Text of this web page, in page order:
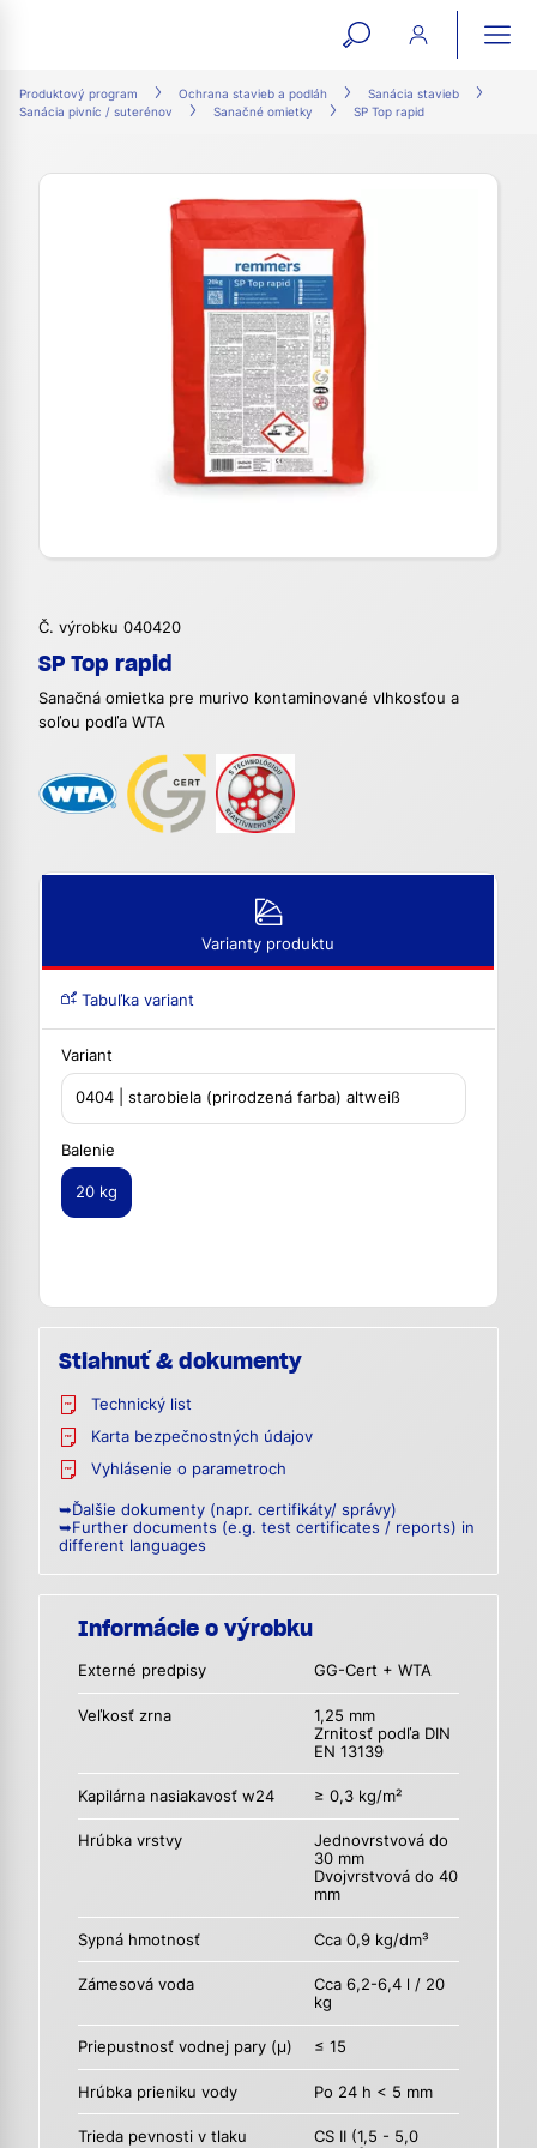
open
search
form
Produktový program Ochrana stavieb a podláh
Sanácia stavieb
Sanácia pivníc / suterénov
Sanačné omietky SP Top rapid
Č. výrobku 040420
SP Top rapid
Sanačná omietka pre murivo kontaminované vlhkosťou a
soľou podľa WTA
Varianty produktu
Tabuľka variant
Variant
0404 | starobiela (prirodzená farba) altweiß
(Eigenfarbe)
Balenie
20 kg
Stiahnuť & dokumenty
Technický list
Karta bezpečnostných údajov
Vyhlásenie o parametroch
➥Ďalšie dokumenty (napr. certifikáty/ správy)
➥Further documents (e.g. test certificates / reports) in
different languages
Informácie o výrobku
Externé predpisy GG-Cert + WTA
Veľkosť zrna
1,25 mm
Zrnitosť podľa DIN
EN 13139
Kapilárna nasiakavosť w24 ≥ 0,3 kg/m²
Hrúbka vrstvy
Jednovrstvová do
30 mm
Dvojvrstvová do 40
mm
Sypná hmotnosť Cca 0,9 kg/dm³
Zámesová voda
Cca 6,2-6,4 l / 20
kg
Priepustnosť vodnej pary (µ) ≤ 15
Hrúbka prieniku vody Po 24 h < 5 mm
Trieda pevnosti v tlaku
CS II (1,5 - 5,0